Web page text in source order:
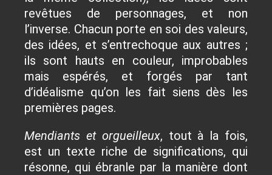
revêtues de personnages, et non
l’inverse. Chacun porte en soi des valeurs,
des idées, et s’entrechoque aux autres ;
ils sont hauts en couleur, improbables
mais espérés, et forgés par tant
d’idéalisme qu’on les fait siens dès les
premières pages.
Mendiants et orgueilleux, tout à la fois,
est un texte riche de significations, qui
résonne, qui ébranle par la manière dont